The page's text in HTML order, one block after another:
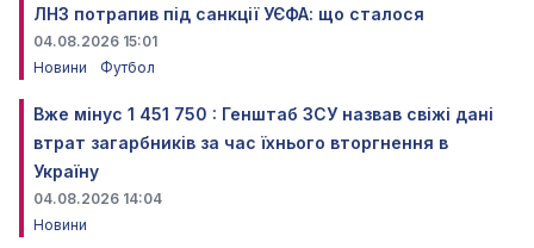
ЛНЗ потрапив під санкції УЄФА: що сталося
04.08.2026 15:01
Новини
Футбол
Вже мінус 1 451 750 : Генштаб ЗСУ назвав свіжі дані
втрат загарбників за час їхнього вторгнення в
Україну
04.08.2026 14:04
Новини